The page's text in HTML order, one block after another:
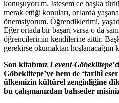
konuşuyorum. İstesem de başka
merak ettiği konuları, onlarda
önemsiyorum. Öğrendiklerimi,
Eğer ortada bir başarı varsa o da
öğrencilerimin kendilerine aittir.
gerekirse okumaktan hoşlanacağım
Son kitabınız Levent-Göbeklitepe
Göbeklitepe’ye hem de ‘tarihî
ülkemizin kültürel zenginliğine
bu çalışmanızdan bahseder